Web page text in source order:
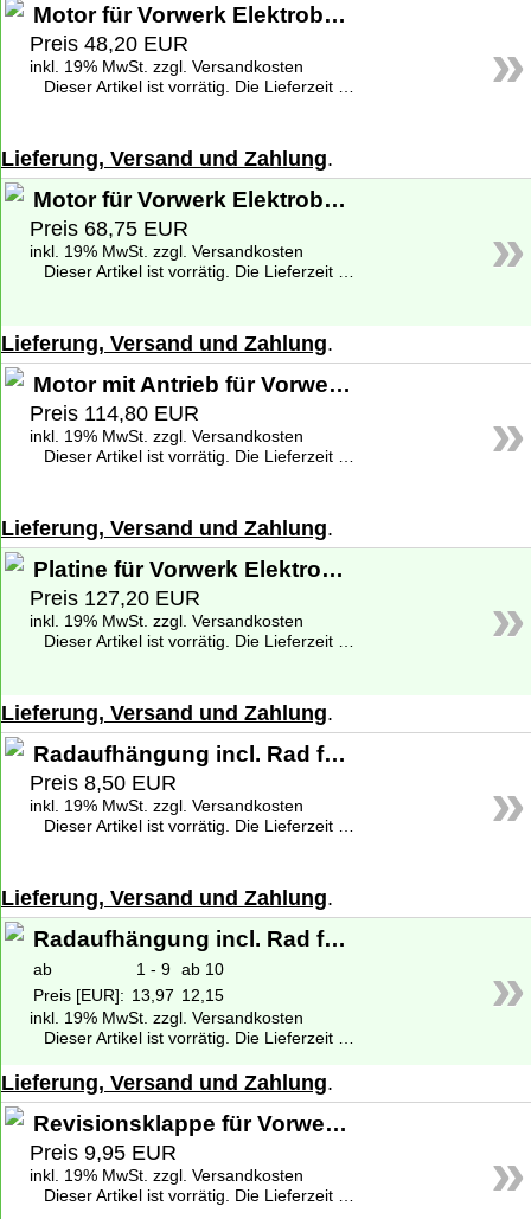
»
Motor für Vorwerk Elektrobürste EB 400 - Gebraucht
Preis 48,20 EUR
inkl. 19% MwSt. zzgl. Versandkosten
Dieser Artikel ist vorrätig. Die Lieferzeit beträgt 1-2 Werktage deutschlandweit. Weitere Informationen zu den Lieferzeiten finden Sie unter
Lieferung, Versand und Zahlung.
»
Motor für Vorwerk Elektrobürste EB 400 - Neuware
Preis 68,75 EUR
inkl. 19% MwSt. zzgl. Versandkosten
Dieser Artikel ist vorrätig. Die Lieferzeit beträgt 1-2 Werktage deutschlandweit. Weitere Informationen zu den Lieferzeiten finden Sie unter
Lieferung, Versand und Zahlung.
»
Motor mit Antrieb für Vorwerk Elektrobürste EB 400 - Neuware
Preis 114,80 EUR
inkl. 19% MwSt. zzgl. Versandkosten
Dieser Artikel ist vorrätig. Die Lieferzeit beträgt 1-2 Werktage deutschlandweit. Weitere Informationen zu den Lieferzeiten finden Sie unter
Lieferung, Versand und Zahlung.
»
Platine für Vorwerk Elektrobürste EB 400 - Neuware
Preis 127,20 EUR
inkl. 19% MwSt. zzgl. Versandkosten
Dieser Artikel ist vorrätig. Die Lieferzeit beträgt 1-2 Werktage deutschlandweit. Weitere Informationen zu den Lieferzeiten finden Sie unter
Lieferung, Versand und Zahlung.
»
Radaufhängung incl. Rad für Vorwerk Elektrobürste EB 400 - Gebraucht
Preis 8,50 EUR
inkl. 19% MwSt. zzgl. Versandkosten
Dieser Artikel ist vorrätig. Die Lieferzeit beträgt 1-2 Werktage deutschlandweit. Weitere Informationen zu den Lieferzeiten finden Sie unter
Lieferung, Versand und Zahlung.
»
Radaufhängung incl. Rad für Vorwerk Elektrobürste EB 400 - Neuware
ab 1 - 9 ab 10
Preis [EUR]: 13,97 12,15
inkl. 19% MwSt. zzgl. Versandkosten
Dieser Artikel ist vorrätig. Die Lieferzeit beträgt 1-2 Werktage deutschlandweit. Weitere Informationen zu den Lieferzeiten finden Sie unter
Lieferung, Versand und Zahlung.
»
Revisionsklappe für Vorwerk EB 400, Akku Elektrobürste EBB 100
Preis 9,95 EUR
inkl. 19% MwSt. zzgl. Versandkosten
Dieser Artikel ist vorrätig. Die Lieferzeit beträgt 1-2 Werktage deutschlandweit. Weitere Informationen zu den Lieferzeiten finden Sie unter